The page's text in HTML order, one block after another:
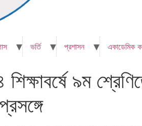
ভর্তি প্রশাসন একাডেমিক
৯ম